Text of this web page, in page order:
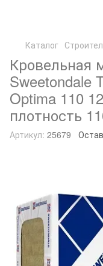
Каталог
Кровельная
Sweetondale
Optima 110
плотность
Артикул: 25679